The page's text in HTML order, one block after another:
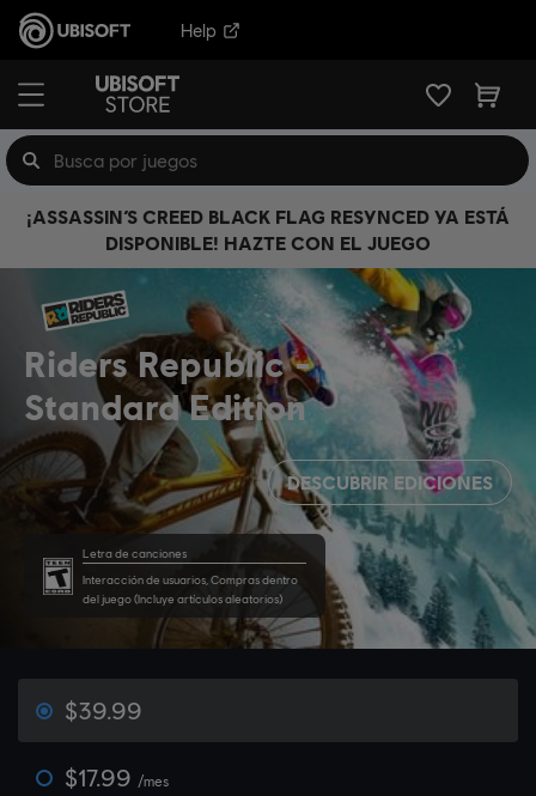
Help
¡ASSASSIN’S CREED BLACK FLAG RESYNCED YA ESTÁ
DISPONIBLE! HAZTE CON EL JUEGO
Letra de canciones
Interacción de usuarios, Compras dentro
del juego (Incluye artículos aleatorios)
Riders Republic
Standard Edition
DESCUBRIR EDICIONES
$39.99
$17.99 /mes